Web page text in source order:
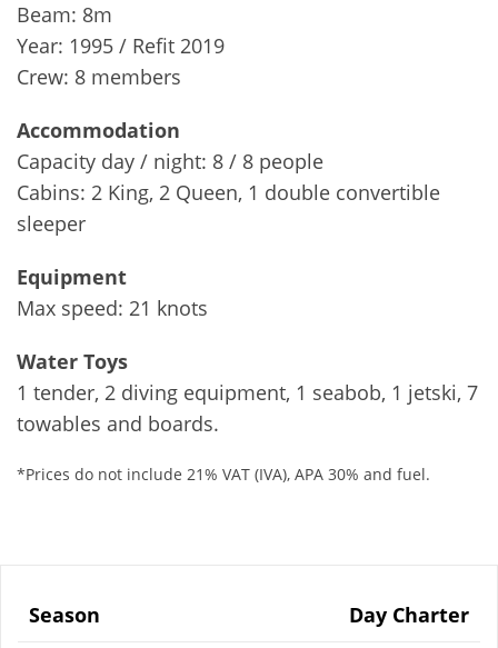
Beam: 8m
Year: 1995 / Refit 2019
Crew: 8 members
Accommodation
Capacity day / night: 8 / 8 people
Cabins: 2 King, 2 Queen, 1 double convertible
sleeper
Equipment
Max speed: 21 knots
Water Toys
1 tender, 2 diving equipment, 1 seabob, 1 jetski, 7
towables and boards.
*Prices do not include 21% VAT (IVA), APA 30% and fuel.
Season Day Charter